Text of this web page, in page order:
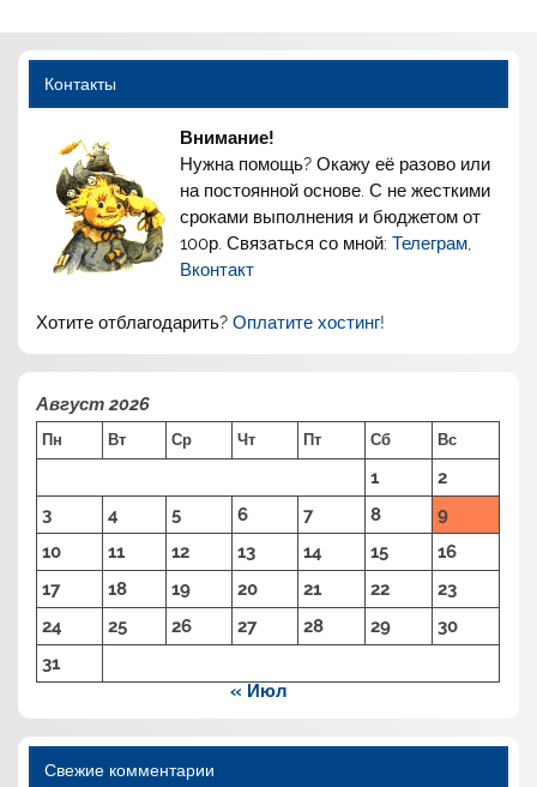
Контакты
Внимание!
Нужна помощь? Окажу её разово или
на постоянной основе. С не жесткими
сроками выполнения и бюджетом от
100р. Связаться со мной:Телеграм,
Вконтакт
Хотите отблагодарить?Оплатите хостинг!
Август 2026
Пн Вт Ср Чт Пт Сб Вс
1
2
3
4 5 6 7 8
9
10
11 12 13 14 15
16
17
18 19 20 21 22
23
24
25 26 27 28 29
30
31
« Июл
Свежие комментарии